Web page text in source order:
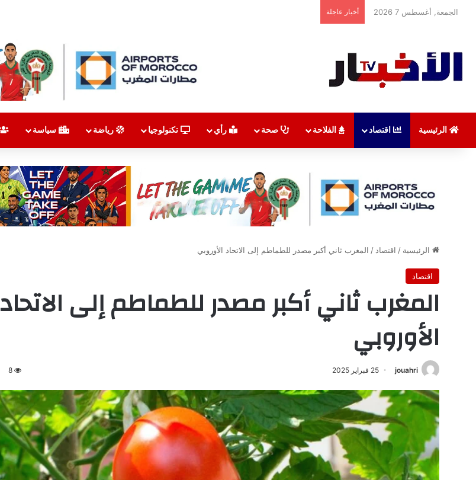
الجمعة, أغسطس 7 2026 أخبار عاجلة
الرئيسية اقتصاد الفلاحة صحة رأي تكنولوجيا رياضة سياسة
الرئيسية / اقتصاد / المغرب ثاني أكبر مصدر للطماطم إلى الاتحاد الأوروبي
اقتصاد
المغرب ثاني أكبر مصدر للطماطم إلى الاتحاد
الأوروبي
jouahri 25 فبراير 2025 8